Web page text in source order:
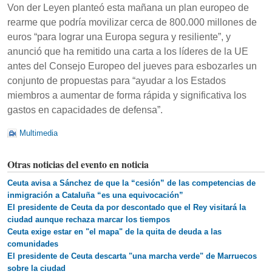
Von der Leyen planteó esta mañana un plan europeo de
rearme que podría movilizar cerca de 800.000 millones de
euros “para lograr una Europa segura y resiliente”, y
anunció que ha remitido una carta a los líderes de la UE
antes del Consejo Europeo del jueves para esbozarles un
conjunto de propuestas para “ayudar a los Estados
miembros a aumentar de forma rápida y significativa los
gastos en capacidades de defensa”.
Multimedia
Otras noticias del evento en noticia
Ceuta avisa a Sánchez de que la “cesión” de las competencias de
inmigración a Cataluña “es una equivocación”
El presidente de Ceuta da por descontado que el Rey visitará la
ciudad aunque rechaza marcar los tiempos
Ceuta exige estar en "el mapa" de la quita de deuda a las
comunidades
El presidente de Ceuta descarta "una marcha verde" de Marruecos
sobre la ciudad